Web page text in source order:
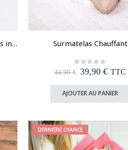
Boîte Insolite Couples : activités insolites à faire avec ma copine / mon copain Surmatelas Chauffant
0 out of 5
44,90€ Le
initial
était :
39,90€Le
actuel
est :
TTC
AJOUTER AU PANIER
DERNIÈRE CHANCE